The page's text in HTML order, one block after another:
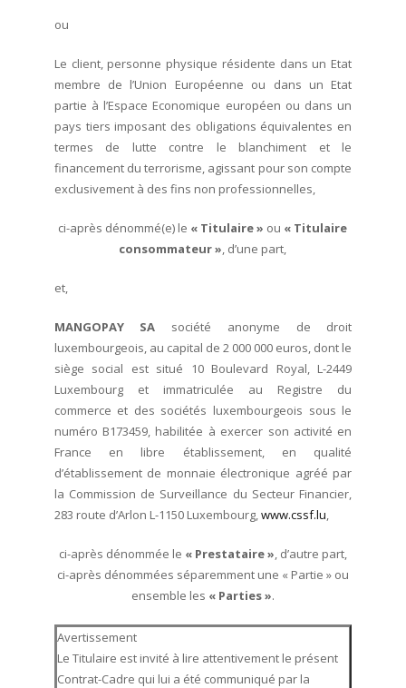
ou
Le client, personne physique résidente dans un Etat
membre de l’Union Européenne ou dans un Etat
partie à l’Espace Economique européen ou dans un
pays tiers imposant des obligations équivalentes en
termes de lutte contre le blanchiment et le
financement du terrorisme, agissant pour son compte
exclusivement à des fins non professionnelles,
ci-après dénommé(e) le « Titulaire » ou « Titulaire
consommateur », d’une part,
et,
MANGOPAY SA société anonyme de droit
luxembourgeois, au capital de 2 000 000 euros, dont le
siège social est situé 10 Boulevard Royal, L-2449
Luxembourg et immatriculée au Registre du
commerce et des sociétés luxembourgeois sous le
numéro B173459, habilitée à exercer son activité en
France en libre établissement, en qualité
d’établissement de monnaie électronique agréé par
la Commission de Surveillance du Secteur Financier,
283 route d’Arlon L-1150 Luxembourg,www.cssf.lu,
ci-après dénommée le « Prestataire », d’autre part,
ci-après dénommées séparemment une « Partie » ou
ensemble les « Parties ».
Avertissement
Le Titulaire est invité à lire attentivement le présent
Contrat-Cadre qui lui a été communiqué par la